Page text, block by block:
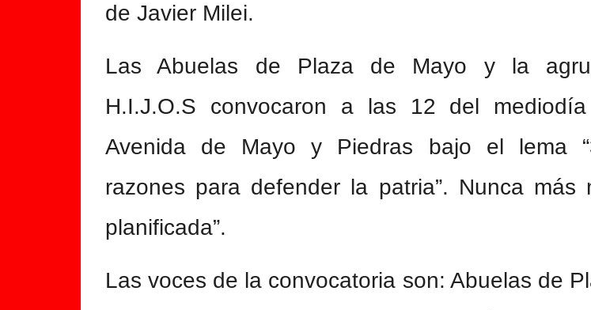
de Javier Milei.
Las Abuelas de Plaza de Mayo y la
H.I.J.O.S convocaron a las 12 del
Avenida de Mayo y Piedras bajo el lema
razones para defender la patria”. Nunca más
planificada”.
Las voces de la convocatoria son: Abuelas de